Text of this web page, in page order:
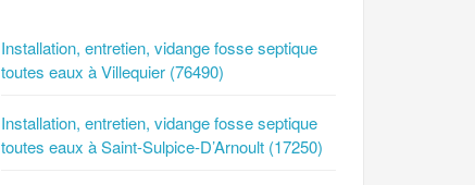
Installation, entretien, vidange fosse septique
toutes eaux à Villequier (76490)
Installation, entretien, vidange fosse septique
toutes eaux à Saint-Sulpice-D’Arnoult (17250)